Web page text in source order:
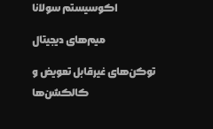
اکوسیستم سولانا
میم‌های دیجیتال
توکن‌های غیرقابل تعویض و
کالکشن‌ها